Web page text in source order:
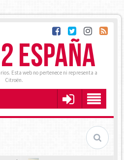
ESPAÑA
Esta web no pertenece ni representa a
Citroën.